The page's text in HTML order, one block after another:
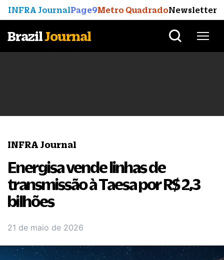
INFRA JournalPage9Metro QuadradoNewsletter
BrazilJournal
INFRA Journal
Energisa vende linhas de
transmissão à Taesa por R$ 2,3
bilhões
21 de maio de 2026